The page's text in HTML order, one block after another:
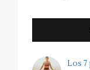
Los